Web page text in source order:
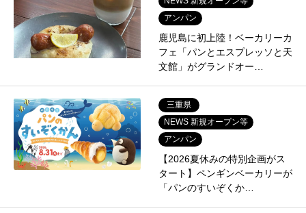
アンパン
鹿児島に初上陸！ベーカリーカ
フェ「パンとエスプレッソと天
文館」がグランドオー…
三重県
NEWS 新規オープン等
アンパン
【2026夏休みの特別企画がス
タート】ペンギンベーカリーが
「パンのすいぞくか…